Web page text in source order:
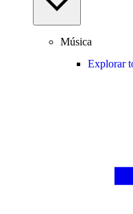
Música
Explorar